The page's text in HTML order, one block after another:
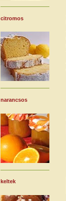
citromos
narancsos
keltek